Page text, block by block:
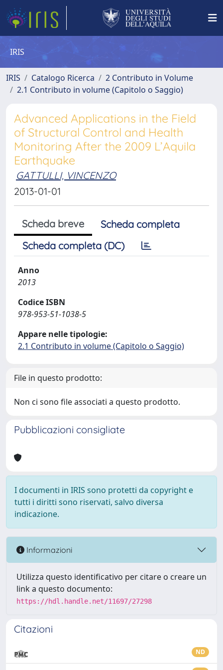
IRIS
IRIS Catalogo Ricerca
2 Contributo in Volume
2.1 Contributo in volume (Capitolo o Saggio)
Advanced Applications in the Field
of Structural Control and Health
Monitoring After the 2009 L’Aquila
Earthquake
GATTULLI, VINCENZO
2013-01-01
Scheda breve
Scheda completa
Scheda completa (DC)
Anno
2013
Codice ISBN
978-953-51-1038-5
Appare nelle tipologie:
2.1 Contributo in volume (Capitolo o Saggio)
File in questo prodotto:
Non ci sono file associati a questo prodotto.
Pubblicazioni consigliate
I documenti in IRIS sono protetti da copyright e
tutti i diritti sono riservati, salvo diversa
indicazione.
Informazioni
Utilizza questo identificativo per citare o creare un
link a questo documento:
https://hdl.handle.net/11697/27298
Citazioni
ND